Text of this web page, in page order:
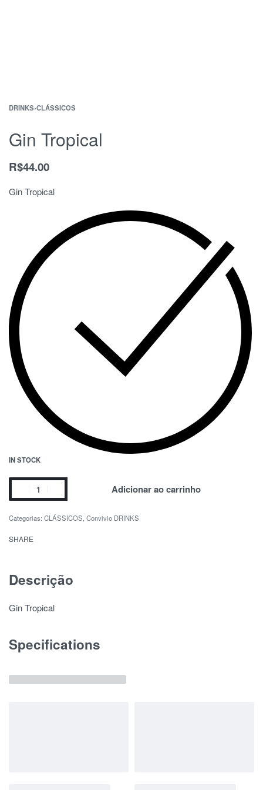
DRINKS›CLÁSSICOS
Gin Tropical
R$44.00
Gin Tropical
IN STOCK
Adicionar ao carrinho
Categorias: CLÁSSICOS Convivio DRINKS
SHARE
Descrição
Gin Tropical
Specifications